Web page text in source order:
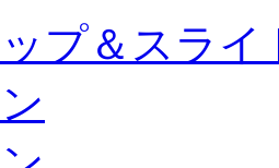
プ＆スライ